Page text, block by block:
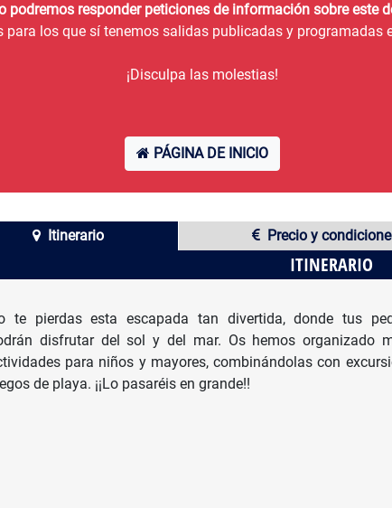
podremos responder peticiones de información sobre este
para los que sí tenemos salidas publicadas y programadas
¡Disculpa las molestias!
PÁGINA DE INICIO
Itinerario Precio y
ITINERARIO
te pierdas esta escapada tan divertida, donde tus
disfrutar del sol y del mar. Os hemos organizado
para niños y mayores, combinándolas con
de playa. ¡¡Lo pasaréis en grande!!